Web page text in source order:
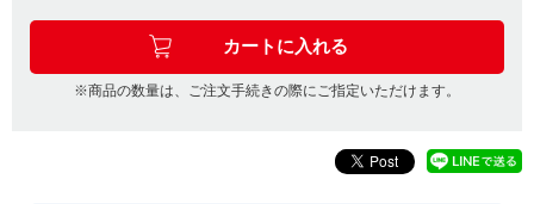
※商品の数量は、ご注文手続きの際にご指定いただけます。